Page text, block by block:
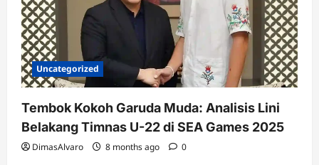
Uncategorized
Tembok Kokoh Garuda Muda: Analisis Lini
Belakang Timnas U-22 di SEA Games 2025
DimasAlvaro 8 months ago 0